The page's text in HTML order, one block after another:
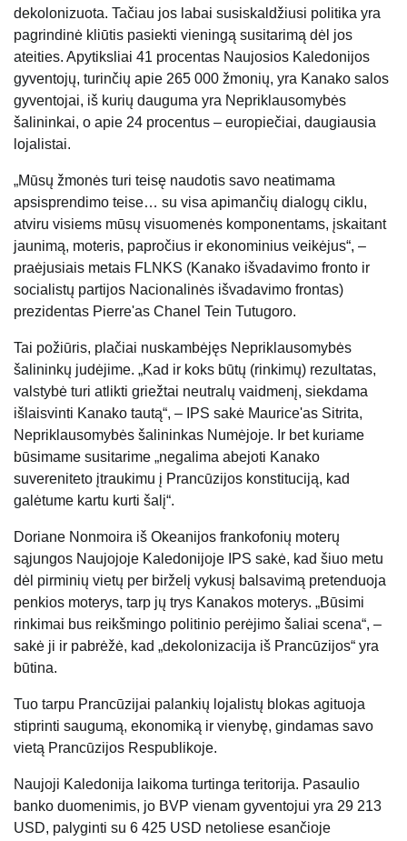
dekolonizuota. Tačiau jos labai susiskaldžiusi politika yra
pagrindinė kliūtis pasiekti vieningą susitarimą dėl jos
ateities. Apytiksliai 41 procentas Naujosios Kaledonijos
gyventojų, turinčių apie 265 000 žmonių, yra Kanako salos
gyventojai, iš kurių dauguma yra Nepriklausomybės
šalininkai, o apie 24 procentus – europiečiai, daugiausia
lojalistai.
„Mūsų žmonės turi teisę naudotis savo neatimama
apsisprendimo teise… su visa apimančių dialogų ciklu,
atviru visiems mūsų visuomenės komponentams, įskaitant
jaunimą, moteris, papročius ir ekonominius veikėjus“, –
praėjusiais metais FLNKS (Kanako išvadavimo fronto ir
socialistų partijos Nacionalinės išvadavimo frontas)
prezidentas Pierre'as Chanel Tein Tutugoro.
Tai požiūris, plačiai nuskambėjęs Nepriklausomybės
šalininkų judėjime. „Kad ir koks būtų (rinkimų) rezultatas,
valstybė turi atlikti griežtai neutralų vaidmenį, siekdama
išlaisvinti Kanako tautą“, – IPS sakė Maurice'as Sitrita,
Nepriklausomybės šalininkas Numėjoje. Ir bet kuriame
būsimame susitarime „negalima abejoti Kanako
suvereniteto įtraukimu į Prancūzijos konstituciją, kad
galėtume kartu kurti šalį“.
Doriane Nonmoira iš Okeanijos frankofonių moterų
sąjungos Naujojoje Kaledonijoje IPS sakė, kad šiuo metu
dėl pirminių vietų per birželį vykusį balsavimą pretenduoja
penkios moterys, tarp jų trys Kanakos moterys. „Būsimi
rinkimai bus reikšmingo politinio perėjimo šaliai scena“, –
sakė ji ir pabrėžė, kad „dekolonizacija iš Prancūzijos“ yra
būtina.
Tuo tarpu Prancūzijai palankių lojalistų blokas agituoja
stiprinti saugumą, ekonomiką ir vienybę, gindamas savo
vietą Prancūzijos Respublikoje.
Naujoji Kaledonija laikoma turtinga teritorija. Pasaulio
banko duomenimis, jo BVP vienam gyventojui yra 29 213
USD, palyginti su 6 425 USD netoliese esančioje